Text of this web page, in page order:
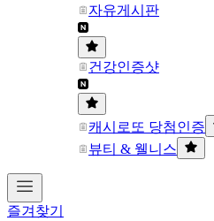
자유게시판
건강인증샷
캐시로또 당첨인증
뷰티 & 웰니스
즐겨찾기